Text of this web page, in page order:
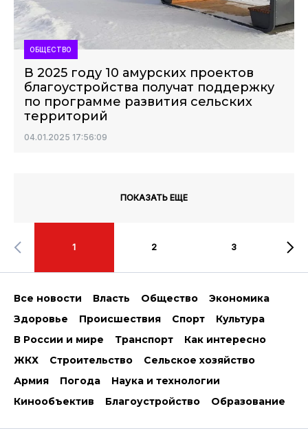
ОБЩЕСТВО
В 2025 году 10 амурских проектов
благоустройства получат поддержку
по программе развития сельских
территорий
04.01.2025 17:56:09
ПОКАЗАТЬ ЕЩЕ
1 2 3
Все новости Власть Общество
Экономика
Здоровье
Происшествия Спорт
Культура
В России и мире
Транспорт
Как интересно
ЖКХ
Строительство
Сельское хозяйство
Армия
Погода
Наука и технологии
Кинообъектив
Благоустройство Образование